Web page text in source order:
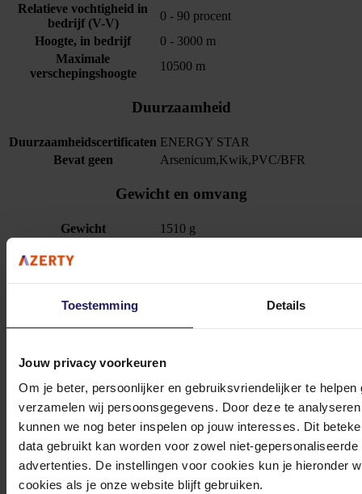
Toestemming Details
Jouw privacy voorkeuren
Om je beter, persoonlijker en gebruiksvriendelijker te
verzamelen wij persoonsgegevens. Door deze te
kunnen we nog beter inspelen op jouw interesses. Dit
data gebruikt kan worden voor zowel niet-
advertenties. De instellingen voor cookies kun je hieronder
cookies als je onze website blijft gebruiken.
Relatieve vochtigheid in
bedrijf (V-V)
0 - 90 procent
Hoogte, in bedrijf
0 - 3000 m
Maximale
verschepingshoogte
10500 m
Duurzaamheid
Duurzaamheidscertificaten ENERGY STAR
Bevat geen
Arsenicum,Kwik,PVC/BFR
Gewicht en omvang
Gewicht
1510 g
Diepte
Hoogte
11.5 mm
Diepte verpakking
384.5 mm
Hoogte verpakking
280.1 mm
Gewicht verpakking
2660 g
Inhoud van de verpakking
Inclusief AC-adapter
Ja
Meegeleverde kabels
USB Type-C to MagSafe 3